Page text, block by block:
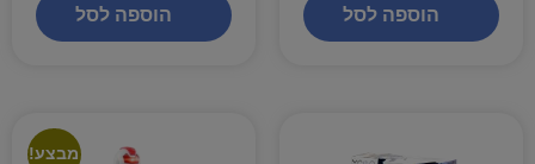
הוספה לסל הוספה לסל
מבצע!